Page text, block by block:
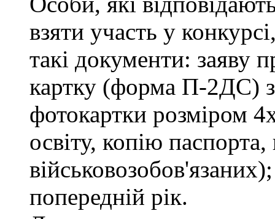
взяти участь у
такі документи: заяву
картку (форма П-2ДС) з
фотокартки розміром
освіту, копію
попередній рік.